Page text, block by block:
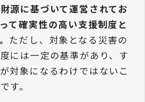
源に基づいて運営されてお
て確実性の高い支援制度と
ただし、対象となる災害の
には一定の基準があり、す
対象になるわけではないこ
す。